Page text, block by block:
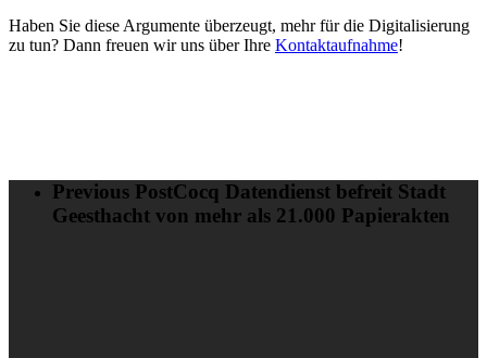
Haben Sie diese Argumente überzeugt, mehr für die Digitalisierung
zu tun? Dann freuen wir uns über Ihre Kontaktaufnahme!
Previous PostCocq Datendienst befreit Stadt
Geesthacht von mehr als 21.000 Papierakten